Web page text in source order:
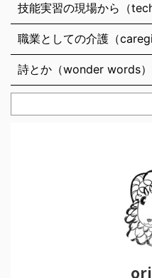
技能実習の現場から（
職業としての介護（
詩とか（wonder words）